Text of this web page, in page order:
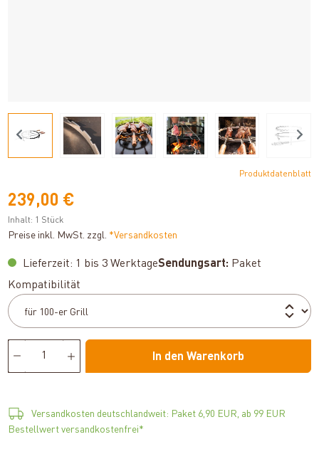
Produktdatenblatt
239,00 €
Inhalt: 1 Stück
Preise inkl. MwSt. zzgl. *Versandkosten
Lieferzeit: 1 bis 3 WerktageSendungsart: Paket
Kompatibilität
In den Warenkorb
Versandkosten deutschlandweit: Paket 6,90 EUR, ab 99 EUR
Bestellwert versandkostenfrei*